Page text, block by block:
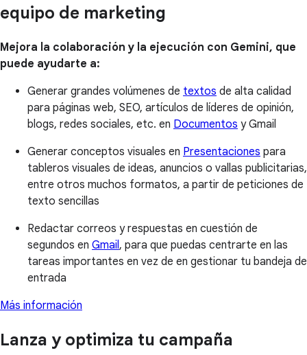
equipo de marketing
Mejora la colaboración y la ejecución con Gemini, que
puede ayudarte a:
Generar grandes volúmenes de textos de alta calidad
para páginas web, SEO, artículos de líderes de opinión,
blogs, redes sociales, etc. en Documentos y Gmail
Generar conceptos visuales en Presentaciones para
tableros visuales de ideas, anuncios o vallas publicitarias,
entre otros muchos formatos, a partir de peticiones de
texto sencillas
Redactar correos y respuestas en cuestión de
segundos en Gmail, para que puedas centrarte en las
tareas importantes en vez de en gestionar tu bandeja de
entrada
Más información
Lanza y optimiza tu campaña